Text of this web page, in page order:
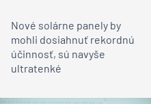
Nové solárne panely by
mohli dosiahnuť rekordnú
účinnosť, sú navyše
ultratenké